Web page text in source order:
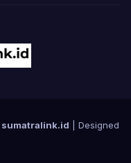
sumatralink.id | Designed